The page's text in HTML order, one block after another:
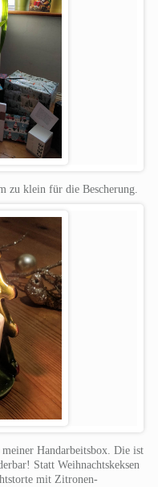
zu klein für die Bescherung.
Handarbeitsbox. Die ist
Statt Weihnachtskeksen
mit Zitronen-